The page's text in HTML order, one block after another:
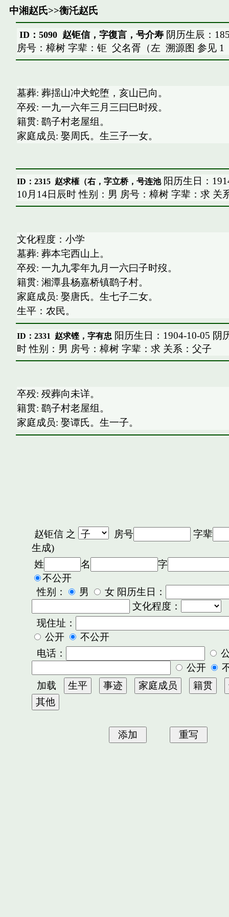
中湘赵氏>>衡汑赵氏
ID：5090 赵钜信，字復言，号介寿阴历生辰：
房号：樟树 字辈：钜 父名胥（左 溯源图 参见 1
墓葬: 葬揺山冲犬蛇堕，亥山已向。
卒殁: 一九一六年三月三曰巳时殁。
籍贯: 鹞子村老屋组。
家庭成员: 娶周氏。生三子一女。
ID：2315 赵求槯（右，字立桥，号连池阳历生日：
10月14日辰时 性别：男 房号：樟树 字辈：求 关
文化程度：小学
墓葬: 葬本宅西山上。
卒殁: 一九九零年九月一六曰子时歿。
籍贯: 湘潭县杨嘉桥镇鹞子村。
家庭成员: 娶唐氏。生七子二女。
生平：农民。
ID：2331 赵求铿，字有忠 阳历生日：1904-10-05 阴
时 性别：男 房号：樟树 字辈：求 关系：父子
卒殁: 殁葬向未详。
籍贯: 鹞子村老屋组。
家庭成员: 娶谭氏。生一子。
赵钜信之 房号
字辈
生成)
姓
名
字
不公开
性别：
男
女 阳历生日：
文化程度：
现住址：
公开
不公开
电话：
公开
加载